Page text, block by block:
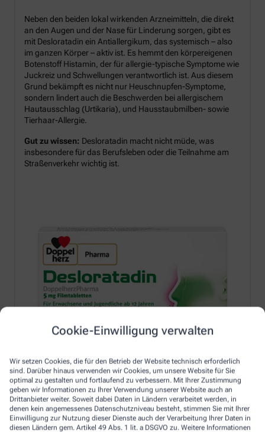
Cookie-Einwilligung verwalten
Wir setzen Cookies, die für den Betrieb der Website technisch erforderlich
sind. Darüber hinaus verwenden wir Cookies, um unsere Website für Sie
optimal zu gestalten und fortlaufend zu verbessern. Mit Ihrer Zustimmung
geben wir Informationen zu Ihrer Verwendung unserer Website auch an
Drittanbieter weiter. Soweit dabei Daten in Ländern verarbeitet werden, in
denen kein angemessenes Datenschutzniveau besteht, stimmen Sie mit Ihrer
Einwilligung zur Nutzung dieser Dienste auch der Verarbeitung Ihrer Daten in
diesen Ländern gem. Artikel 49 Abs. 1 lit. a DSGVO zu. Weitere Informationen
Neben den beiden lokal wirkenden Arzneimitteln, die direkt
an den Augen und der Nase für Linderung sorgen, gibt es
mit Desloratadin ein Antiallergikum, das systemisch – also
im ganzen Körper – aktiv ist. Es hemmt den körpereigenen
Botenstoff Histamin, der für allergie-typische Symptome wie
Juckreiz und Schwellungen verantwortlich ist. Aus diesem
Grund bekämpft es nicht nur Heuschnupfen-Symptome,
sondern lindert auch die Beschwerden bei allergischem
Hautausschlag (Urtikaria), und Hausstaubmilben- sowie
Tierhaar-Allergie.
Gut zu wissen: Desloratadin macht nicht müde, was
insbesondere für das Berufsleben oder die Teilnahme am
Straßenverkehr wichtig ist.
Erfahren Sie mehr unter: